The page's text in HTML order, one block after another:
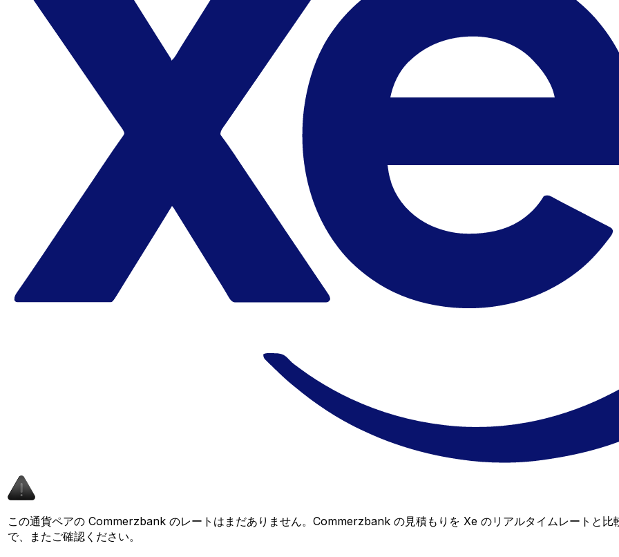
この通貨ペアの Commerzbank のレートはまだありません。Commerzbank の見積もりを Xe のリアルタイムレートと
で、またご確認ください。